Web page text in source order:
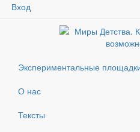
Вход
Экспериментальные
О нас
Тексты